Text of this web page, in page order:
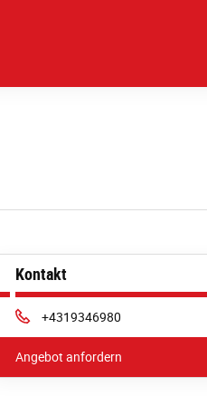
Kontakt
Phone:
+4319346980
Angebot anfordern